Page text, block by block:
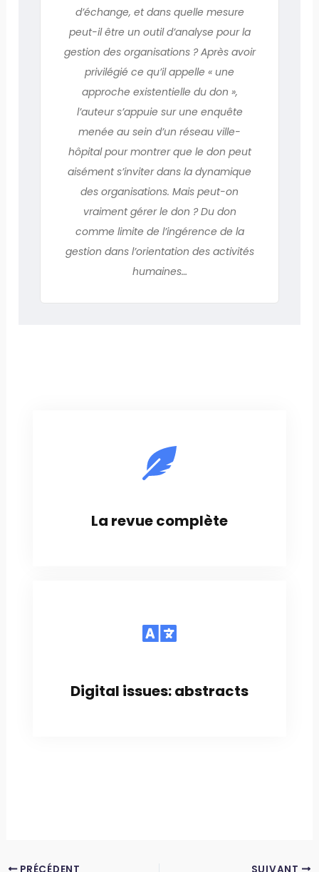
d’échange, et dans quelle mesure
peut-il être un outil d’analyse pour la
gestion des organisations ? Après avoir
privilégié ce qu’il appelle « une
approche existentielle du don »,
l’auteur s’appuie sur une enquête
menée au sein d’un réseau ville-
hôpital pour montrer que le don peut
aisément s’inviter dans la dynamique
des organisations. Mais peut-on
vraiment gérer le don ? Du don
comme limite de l’ingérence de la
gestion dans l’orientation des activités
humaines…
La revue complète
Digital issues: abstracts
PRÉCÉDENT SUIVANT